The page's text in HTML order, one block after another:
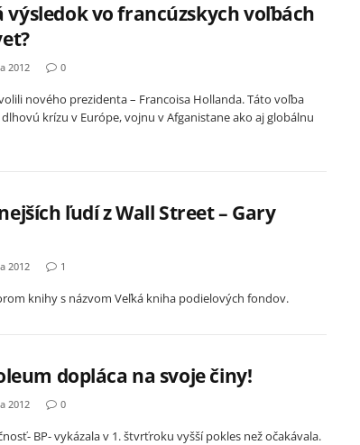
výsledok vo francúzskych voľbách
2012 0
nového prezidenta – Francoisa Hollanda. Táto voľba
krízu v Európe, vojnu v Afganistane ako aj globálnu
ľudí z Wall Street – Gary
2012 1
knihy s názvom Veľká kniha podielových fondov.
dopláca na svoje činy!
2012 0
BP- vykázala v 1. štvrťroku vyšší pokles než očakávala.